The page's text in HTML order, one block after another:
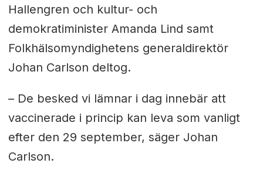
Hallengren och kultur- och
demokratiminister Amanda Lind samt
Folkhälsomyndighetens generaldirektör
Johan Carlson deltog.
– De besked vi lämnar i dag innebär att
vaccinerade i princip kan leva som vanligt
efter den 29 september, säger Johan
Carlson.